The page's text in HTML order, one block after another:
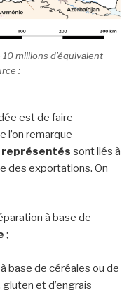
millions d’équivalent
:
est de faire
l’on remarque
représentés sont liés à
des exportations. On
à base de
;
base de céréales ou de
et d’engrais